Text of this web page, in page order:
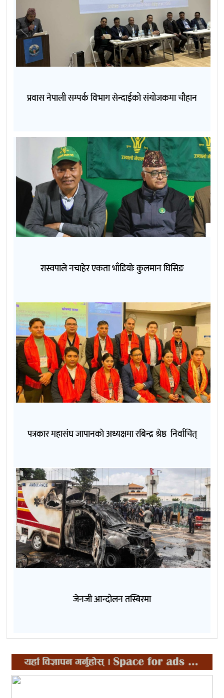
प्रवास नेपाली सम्पर्क विभाग सेन्दाईको संयोजकमा चौहान
रास्वपाले नचाहेर एकता भाँडियोः कुलमान घिसिङ
पत्रकार महासंघ जापानकाे अध्यक्षमा रबिन्द्र श्रेष्ठ निर्वाचित्
जेनजी आन्दोलन तस्बिरमा